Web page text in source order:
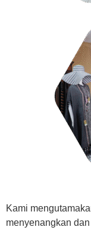
Kami
menyenangkan